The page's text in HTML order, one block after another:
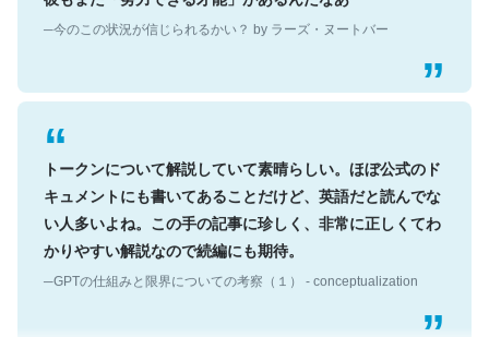
─今のこの状況が信じられるかい？ by ラーズ・ヌートバー
トークンについて解説していて素晴らしい。ほぼ公式のド
キュメントにも書いてあることだけど、英語だと読んでな
い人多いよね。この手の記事に珍しく、非常に正しくてわ
かりやすい解説なので続編にも期待。
─GPTの仕組みと限界についての考察（１） - conceptualization